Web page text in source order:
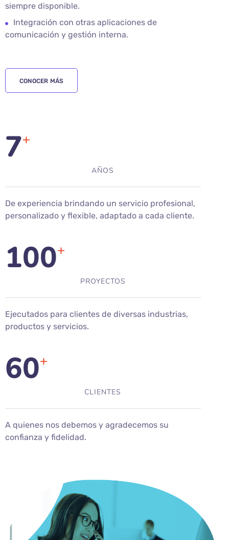
siempre disponible.
Integración con otras aplicaciones de
comunicación y gestión interna.
CONOCER MÁS
AÑOS
7+
De experiencia brindando un servicio profesional,
personalizado y flexible, adaptado a cada cliente.
PROYECTOS
100+
Ejecutados para clientes de diversas industrias,
productos y servicios.
CLIENTES
60+
A quienes nos debemos y agradecemos su
confianza y fidelidad.